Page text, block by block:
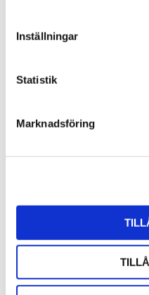
Inställningar
Statistik
Marknadsföring
Med sina lysande
och ljuseffekter som
fascinerande